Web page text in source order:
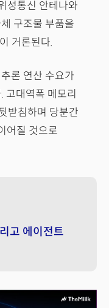
성통신 안테나와
구조물 부품을
거론된다.
론 연산 수요가
고대역폭 메모리
받침하며 당분간
어질 것으로
고 에이전트